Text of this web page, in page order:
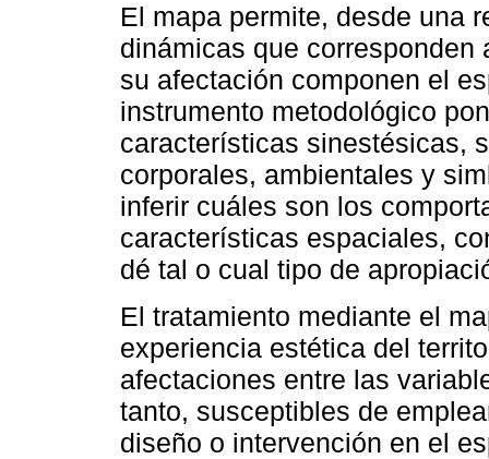
El mapa permite, desde una
dinámicas que
su afectación componen el
instrumento metodológico
características sinestésicas,
corporales, ambientales y
inferir cuáles son los
características espaciales,
dé tal o cual tipo de
El tratamiento mediante el
experiencia estética del
afectaciones entre las
tanto, susceptibles de
diseño o intervención en el